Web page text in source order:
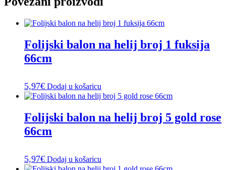
Folijski balon na helij broj 1 fuksija
66cm
5,97€ Dodaj u košaricu
Folijski balon na helij broj 5 gold rose
66cm
5,97€ Dodaj u košaricu